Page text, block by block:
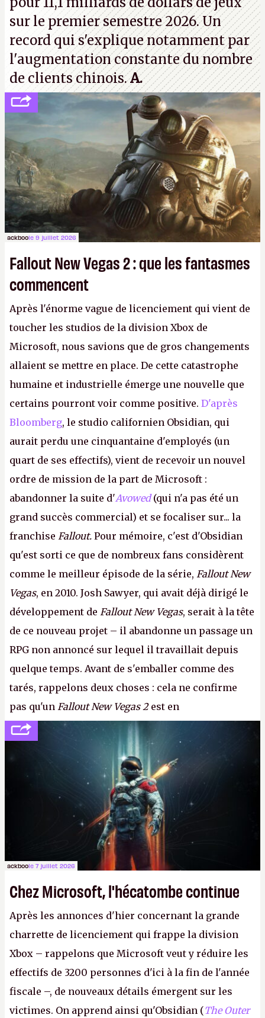
sur le premier semestre 2026. Un
record qui s'explique notamment par
l'augmentation constante du nombre
de clients chinois.A.
ackboole 9 juillet 2026
Fallout New Vegas 2 : que les fantasmes
commencent
Après l'énorme vague de licenciement qui vient de
toucher les studios de la division Xbox de
Microsoft, nous savions que de gros changements
allaient se mettre en place. De cette catastrophe
humaine et industrielle émerge une nouvelle que
certains pourront voir comme positive. D'après
Bloomberg, le studio californien Obsidian, qui
aurait perdu une cinquantaine d'employés (un
quart de ses effectifs), vient de recevoir un nouvel
ordre de mission de la part de Microsoft :
abandonner la suite d'Avowed(qui n'a pas été un
grand succès commercial) et se focaliser sur... la
franchise Fallout. Pour mémoire, c'est d'Obsidian
qu'est sorti ce que de nombreux fans considèrent
comme le meilleur épisode de la série, Fallout New
Vegas, en 2010. Josh Sawyer, qui avait déjà dirigé le
développement de Fallout New Vegas, serait à la tête
de ce nouveau projet – il abandonne un passage un
RPG non annoncé sur lequel il travaillait depuis
quelque temps. Avant de s'emballer comme des
tarés, rappelons deux choses : cela ne confirme
pas qu'un Fallout New Vegas 2est en
développement (pour ce que l'on sait, ils bossent
peut-être sur
Fallout Football ou
Fallout vs. Les
Lapins Crétins) et l'Obsidian d'aujourd'hui n'est plus
le même studio qu'il y a 15 ans. Mais bon, OK, on
peut commencer à fantasmer.A.
ackboole 7 juillet 2026
Chez Microsoft, l'hécatombe continue
Après les annonces d'hier concernant la grande
charrette de licenciement qui frappe la division
Xbox – rappelons que Microsoft veut y réduire les
effectifs de 3200 personnes d'ici à la fin de l'année
fiscale –, de nouveaux détails émergent sur les
victimes. On apprend ainsi qu'Obsidian (The Outer